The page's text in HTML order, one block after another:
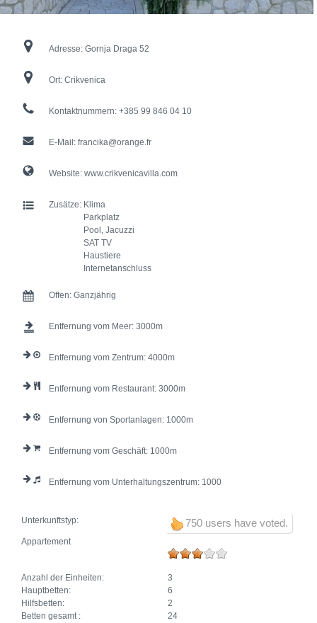
Adresse: Gornja Draga 52
Ort: Crikvenica
Kontaktnummern: +385 99 846 04 10
E-Mail: francika@orange.fr
Website: www.crikvenicavilla.com
Zusätze: Klima
Parkplatz
Pool, Jacuzzi
SAT TV
Haustiere
Internetanschluss
Offen: Ganzjährig
Entfernung vom Meer: 3000
Entfernung vom Zentrum: 4000
Entfernung vom Restaurant: 3000
Entfernung von Sportanlagen: 1000
Entfernung vom Geschäft: 1000
Entfernung vom Unterhaltungszentrum: 1000
750 users have voted.
Unterkunftstyp:
Appartement
Anzahl der Einheiten:
3
Hauptbetten:
6
Hilfsbetten:
2
Betten gesamt :
24